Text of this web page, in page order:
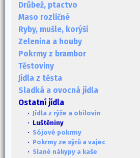
Drůbež, ptactvo
Maso rozličné
Ryby, mušle, korýši
Zelenina a houby
Pokrmy z brambor
Těstoviny
Jídla z těsta
Sladká a ovocná jídla
Ostatní jídla
· Jídla z rýže a obilovin
· Luštěniny
· Sójové pokrmy
· Pokrmy ze sýrů a vajec
· Slané nákypy a kaše